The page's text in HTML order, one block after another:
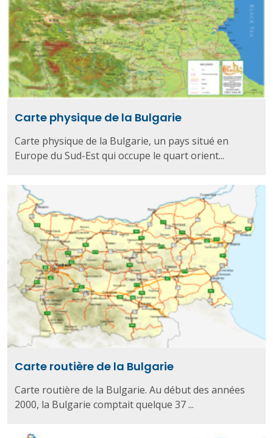
Carte physique de la Bulgarie
Carte physique de la Bulgarie, un pays situé en
Europe du Sud-Est qui occupe le quart orient...
Carte routière de la Bulgarie
Carte routière de la Bulgarie. Au début des années
2000, la Bulgarie comptait quelque 37 ...